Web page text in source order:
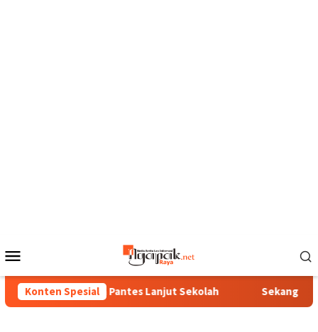
Mobile
Konten Spesial
Bunga Ora Pantes Lanjut Sekolah Sekang Sisa